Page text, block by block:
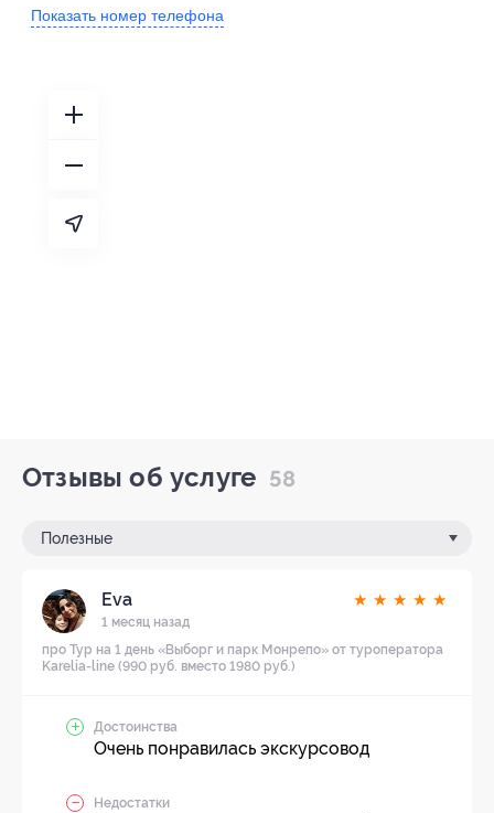
Показать номер телефона
Отзывы об услуге 58
Полезные
Eva
1 месяц назад
★ ★ ★ ★ ★
про Тур на 1 день «Выборг и парк Монрепо» от туроператора
Karelia-linе (990 руб. вместо 1980 руб.)
Достоинства
Очень понравилась экскурсовод
Недостатки